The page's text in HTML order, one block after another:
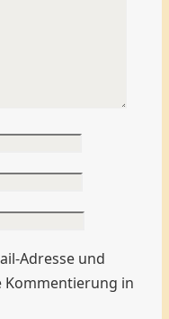
Adresse und
Kommentierung in